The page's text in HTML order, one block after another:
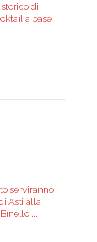
di
a base
serviranno
Asti alla